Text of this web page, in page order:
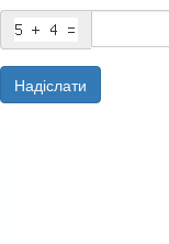
Надіслати